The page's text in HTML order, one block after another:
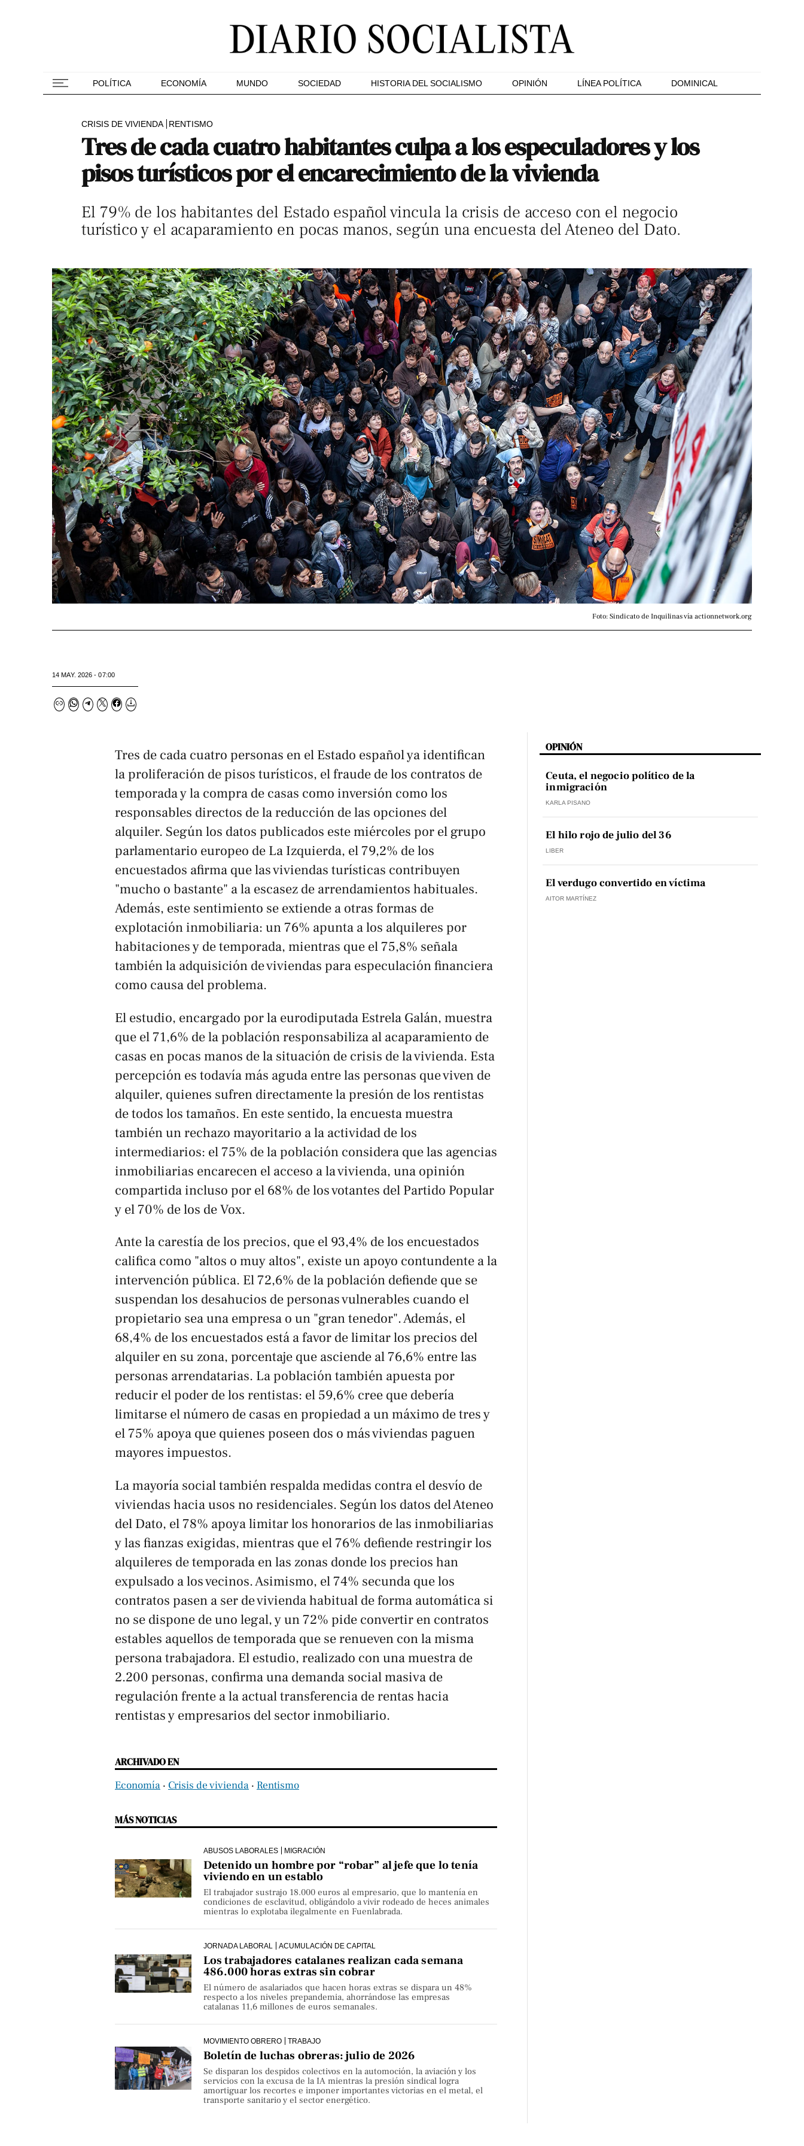
POLÍTICA ECONOMÍA MUNDO SOCIEDAD HISTORIA DEL SOCIALISMO OPINIÓN LÍNEA POLÍTICA DOMINICAL
CRISIS DE VIVIENDA RENTISMO
Tres de cada cuatro habitantes culpa a los especuladores y los
pisos turísticos por el encarecimiento de la vivienda
El 79% de los habitantes del Estado español vincula la crisis de acceso con el negocio
turístico y el acaparamiento en pocas manos, según una encuesta del Ateneo del Dato.
Foto: Sindicato de Inquilinas vía actionnetwork.org
14 MAY. 2026 - 07:00
Tres de cada cuatro personas en el Estado español ya identifican
la proliferación de pisos turísticos, el fraude de los contratos de
temporada y la compra de casas como inversión como los
responsables directos de la reducción de las opciones del
alquiler. Según los datos publicados este miércoles por el grupo
parlamentario europeo de La Izquierda, el 79,2% de los
encuestados afirma que las viviendas turísticas contribuyen
"mucho o bastante" a la escasez de arrendamientos habituales.
Además, este sentimiento se extiende a otras formas de
explotación inmobiliaria: un 76% apunta a los alquileres por
habitaciones y de temporada, mientras que el 75,8% señala
también la adquisición de viviendas para especulación financiera
como causa del problema.
El estudio, encargado por la eurodiputada Estrela Galán, muestra
que el 71,6% de la población responsabiliza al acaparamiento de
casas en pocas manos de la situación de crisis de la vivienda. Esta
percepción es todavía más aguda entre las personas que viven de
alquiler, quienes sufren directamente la presión de los rentistas
de todos los tamaños. En este sentido, la encuesta muestra
también un rechazo mayoritario a la actividad de los
intermediarios: el 75% de la población considera que las agencias
inmobiliarias encarecen el acceso a la vivienda, una opinión
compartida incluso por el 68% de los votantes del Partido Popular
y el 70% de los de Vox.
Ante la carestía de los precios, que el 93,4% de los encuestados
califica como "altos o muy altos", existe un apoyo contundente a la
intervención pública. El 72,6% de la población defiende que se
suspendan los desahucios de personas vulnerables cuando el
propietario sea una empresa o un "gran tenedor". Además, el
68,4% de los encuestados está a favor de limitar los precios del
alquiler en su zona, porcentaje que asciende al 76,6% entre las
personas arrendatarias. La población también apuesta por
reducir el poder de los rentistas: el 59,6% cree que debería
limitarse el número de casas en propiedad a un máximo de tres y
el 75% apoya que quienes poseen dos o más viviendas paguen
mayores impuestos.
La mayoría social también respalda medidas contra el desvío de
viviendas hacia usos no residenciales. Según los datos del Ateneo
del Dato, el 78% apoya limitar los honorarios de las inmobiliarias
y las fianzas exigidas, mientras que el 76% defiende restringir los
alquileres de temporada en las zonas donde los precios han
expulsado a los vecinos. Asimismo, el 74% secunda que los
contratos pasen a ser de vivienda habitual de forma automática si
no se dispone de uno legal, y un 72% pide convertir en contratos
estables aquellos de temporada que se renueven con la misma
persona trabajadora. El estudio, realizado con una muestra de
2.200 personas, confirma una demanda social masiva de
regulación frente a la actual transferencia de rentas hacia
rentistas y empresarios del sector inmobiliario.
ARCHIVADO EN
Economía ‧ Crisis de vivienda ‧ Rentismo
MÁS NOTICIAS
ABUSOS LABORALES MIGRACIÓN
Detenido un hombre por “robar” al jefe que lo tenía
viviendo en un establo
El trabajador sustrajo 18.000 euros al empresario, que lo mantenía en
condiciones de esclavitud, obligándolo a vivir rodeado de heces animales
mientras lo explotaba ilegalmente en Fuenlabrada.
JORNADA LABORAL ACUMULACIÓN DE CAPITAL
Los trabajadores catalanes realizan cada semana
486.000 horas extras sin cobrar
El número de asalariados que hacen horas extras se dispara un 48%
respecto a los niveles prepandemia, ahorrándose las empresas
catalanas 11,6 millones de euros semanales.
MOVIMIENTO OBRERO TRABAJO
Boletín de luchas obreras: julio de 2026
Se disparan los despidos colectivos en la automoción, la aviación y los
servicios con la excusa de la IA mientras la presión sindical logra
amortiguar los recortes e imponer importantes victorias en el metal, el
transporte sanitario y el sector energético.
OPINIÓN
Ceuta, el negocio político de la
inmigración
KARLA PISANO
El hilo rojo de julio del 36
LIBER
El verdugo convertido en víctima
AITOR MARTÍNEZ